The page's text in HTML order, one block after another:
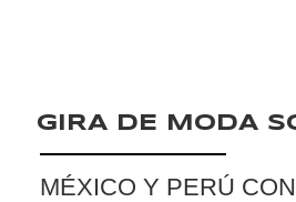
GIRA DE MODA
MÉXICO Y PERÚ